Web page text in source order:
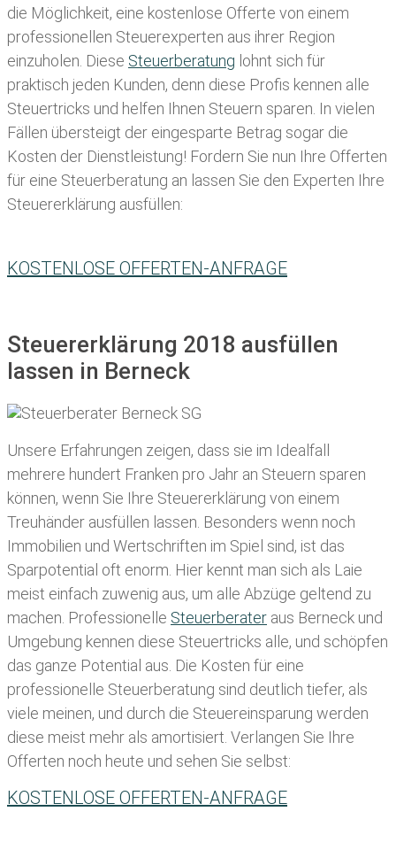
die Möglichkeit, eine kostenlose Offerte von einem
professionellen Steuerexperten aus ihrer Region
einzuholen. Diese Steuerberatung lohnt sich für
praktisch jeden Kunden, denn diese Profis kennen alle
Steuertricks und helfen Ihnen Steuern sparen. In vielen
Fällen übersteigt der eingesparte Betrag sogar die
Kosten der Dienstleistung! Fordern Sie nun Ihre Offerten
für eine Steuerberatung an lassen Sie den Experten Ihre
Steuererklärung ausfüllen:
KOSTENLOSE OFFERTEN-ANFRAGE
Steuererklärung 2018 ausfüllen
lassen in Berneck
Unsere Erfahrungen zeigen, dass sie im Idealfall
mehrere hundert Franken pro Jahr an Steuern sparen
können, wenn Sie Ihre Steuererklärung von einem
Treuhänder ausfüllen lassen . Besonders wenn noch
Immobilien und Wertschriften im Spiel sind, ist das
Sparpotential oft enorm. Hier kennt man sich als Laie
meist einfach zuwenig aus, um alle Abzüge geltend zu
machen. Professionelle Steuerberater aus Berneck und
Umgebung kennen diese Steuertricks alle, und schöpfen
das ganze Potential aus. Die Kosten für eine
professionelle Steuerberatung sind deutlich tiefer, als
viele meinen, und durch die Steuereinsparung werden
diese meist mehr als amortisiert. Verlangen Sie Ihre
Offerten noch heute und sehen Sie selbst:
KOSTENLOSE OFFERTEN-ANFRAGE